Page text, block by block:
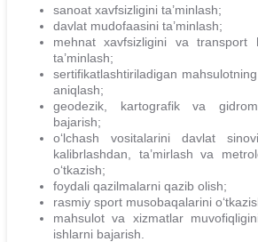
sanoat xavfsizligini ta’minlash;
davlat mudofaasini ta’minlash;
mehnat xavfsizligini va transport
ta’minlash;
sertifikatlashtiriladigan
aniqlash;
geodezik, kartografik va
bajarish;
o‘lchash vositalarini davlat
kalibrlashdan, ta’mirlash va
o‘tkazish;
foydali qazilmalarni qazib olish;
rasmiy sport musobaqalarini
mahsulot va xizmatlar
ishlarni bajarish.